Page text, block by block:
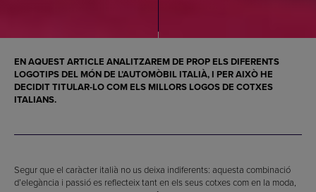
EN AQUEST ARTICLE ANALITZAREM DE PROP ELS DIFERENTS
LOGOTIPS DEL MÓN DE L’AUTOMÒBIL ITALIÀ, I PER AIXÒ HE
DECIDIT TITULAR-LO COM ELS MILLORS LOGOS DE COTXES
ITALIANS.
Segur que el caràcter italià no us deixa indiferents: aquesta combinació
d’elegància i passió es reflecteix tant en els seus cotxes com en la moda,